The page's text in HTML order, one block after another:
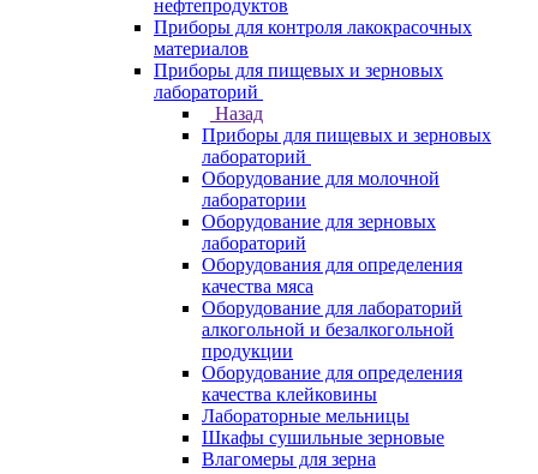
нефтепродуктов
Приборы для контроля лакокрасочных
материалов
Приборы для пищевых и зерновых
лабораторий
Назад
Приборы для пищевых и зерновых
лабораторий
Оборудование для молочной
лаборатории
Оборудование для зерновых
лабораторий
Оборудования для определения
качества мяса
Оборудование для лабораторий
алкогольной и безалкогольной
продукции
Оборудование для определения
качества клейковины
Лабораторные мельницы
Шкафы сушильные зерновые
Влагомеры для зерна